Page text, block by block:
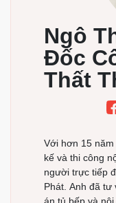
Ngô
Đốc
Thất
Với hơn 15
kế và thi công
người trực tiếp
Phát. Anh đã tư